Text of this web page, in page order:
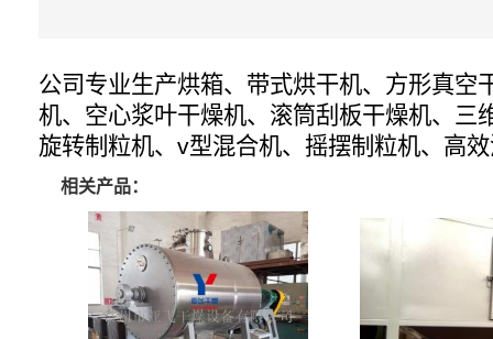
公司专业生产烘箱、带式烘干机、方形真
机、空心浆叶干燥机、滚筒刮板干燥机、三
旋转制粒机、v型混合机、摇摆制粒机、高
相关产品：